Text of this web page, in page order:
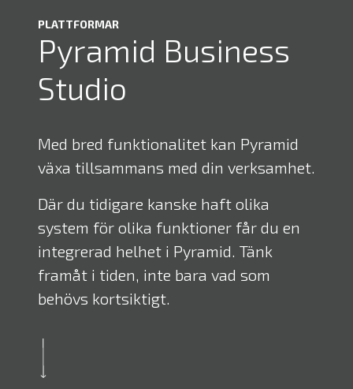
PLATTFORMAR
Pyramid Business
Studio
Med bred funktionalitet kan Pyramid
växa tillsammans med din verksamhet.
Där du tidigare kanske haft olika
system för olika funktioner får du en
integrerad helhet i Pyramid. Tänk
framåt i tiden, inte bara vad som
behövs kortsiktigt.